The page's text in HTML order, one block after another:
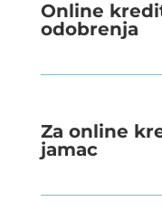
Online
odobrenja
Za online
jamac